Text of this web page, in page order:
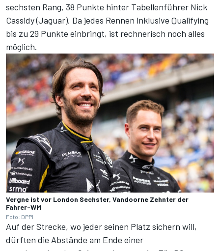
sechsten Rang, 38 Punkte hinter Tabellenführer Nick
Cassidy (Jaguar). Da jedes Rennen inklusive Qualifying
bis zu 29 Punkte einbringt, ist rechnerisch noch alles
möglich.
Vergne ist vor London Sechster, Vandoorne Zehnter der
Fahrer-WM
Foto: DPPI
Auf der Strecke, wo jeder seinen Platz sichern will,
dürften die Abstände am Ende einer